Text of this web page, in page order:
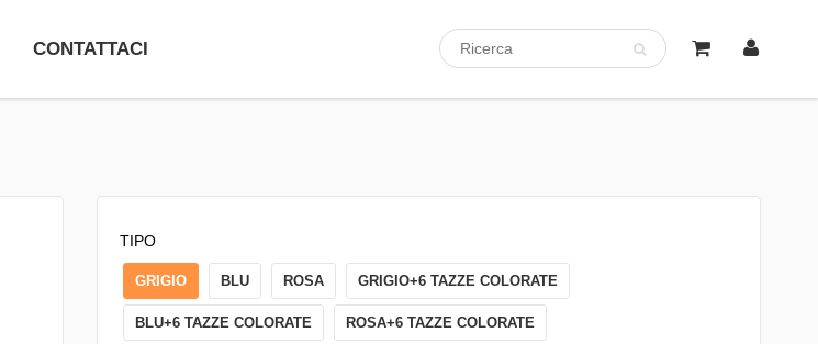
CONTATTACI
TIPO
GRIGIO BLU ROSA GRIGIO+6 TAZZE COLORATE
BLU+6 TAZZE COLORATE ROSA+6 TAZZE COLORATE